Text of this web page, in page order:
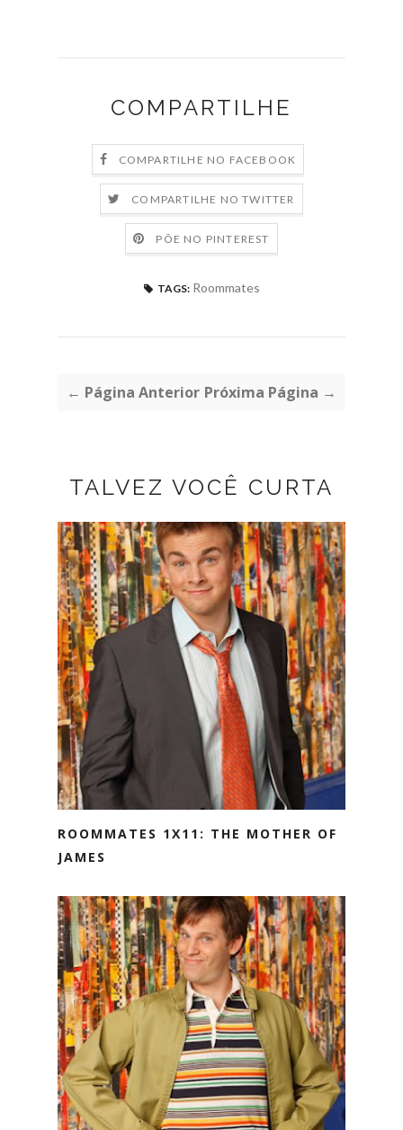
COMPARTILHE
COMPARTILHE NO FACEBOOK
COMPARTILHE NO TWITTER
PÕE NO PINTEREST
TAGS: Roommates
← Página Anterior Próxima Página →
TALVEZ VOCÊ CURTA
ROOMMATES 1X11: THE MOTHER OF
JAMES